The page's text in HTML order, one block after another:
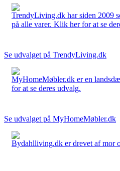
TrendyLiving.dk har siden 2009
på alle varer. Klik her for at se
Se udvalget på TrendyLiving.dk
MyHomeMøbler.dk er en
for at se deres udvalg.
Se udvalget på MyHomeMøbler.dk
Bydahlliving.dk er drevet af mor